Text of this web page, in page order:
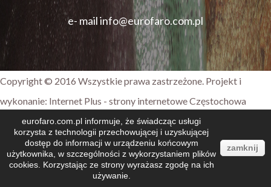
e- mailinfo@eurofaro.com.pl
Copyright © 2016 Wszystkie prawa zastrzeżone. Projekt i
wykonanie: Internet Plus - strony internetowe Częstochowa
eurofaro.com.pl informuje, że świadcząc usługi
korzysta z technologii przechowującej i uzyskującej
dostęp do informacji w urządzeniu końcowym
użytkownika, w szczególności z wykorzystaniem plików
cookies. Korzystając ze strony wyrażasz zgodę na ich
używanie.
zamknij